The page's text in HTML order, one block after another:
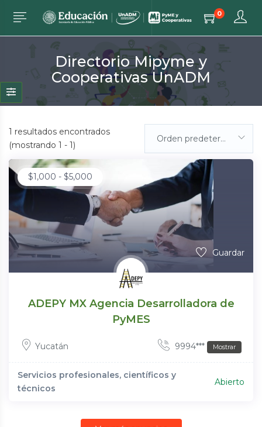
0
Directorio Mipyme y
Cooperativas UnADM
1 resultados encontrados
(mostrando 1 - 1)
Orden predeterminada
$1,000 - $5,000
Guardar
ADEPY MX Agencia Desarrolladora de
PyMES
Yucatán 9994*** Mostrar
Servicios profesionales, científicos y
técnicos
Abierto